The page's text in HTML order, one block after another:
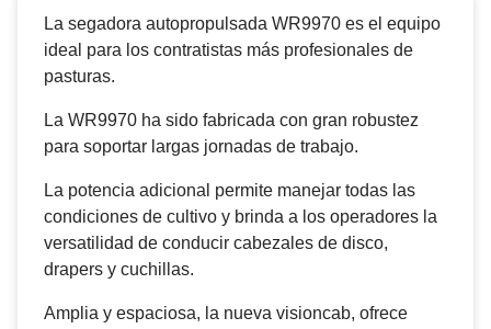
La segadora autopropulsada WR9970 es el equipo
ideal para los contratistas más profesionales de
pasturas.
La WR9970 ha sido fabricada con gran robustez
para soportar largas jornadas de trabajo.
La potencia adicional permite manejar todas las
condiciones de cultivo y brinda a los operadores la
versatilidad de conducir cabezales de disco,
drapers y cuchillas.
Amplia y espaciosa, la nueva visioncab, ofrece